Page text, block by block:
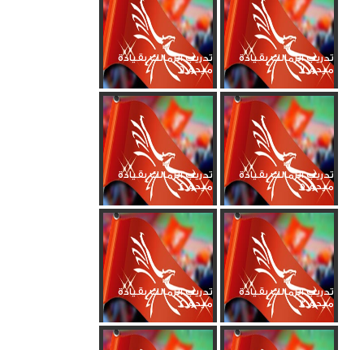
تدريب الزمالك بقيادة
ميدو_7
تدريب الزمالك بقيادة
ميدو_6
تدريب الزمالك بقيادة
ميدو_5
تدريب الزمالك بقيادة
ميدو_4
تدريب الزمالك بقيادة
ميدو_3
تدريب الزمالك بقيادة
ميدو_2